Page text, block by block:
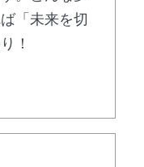
「未来を切
！